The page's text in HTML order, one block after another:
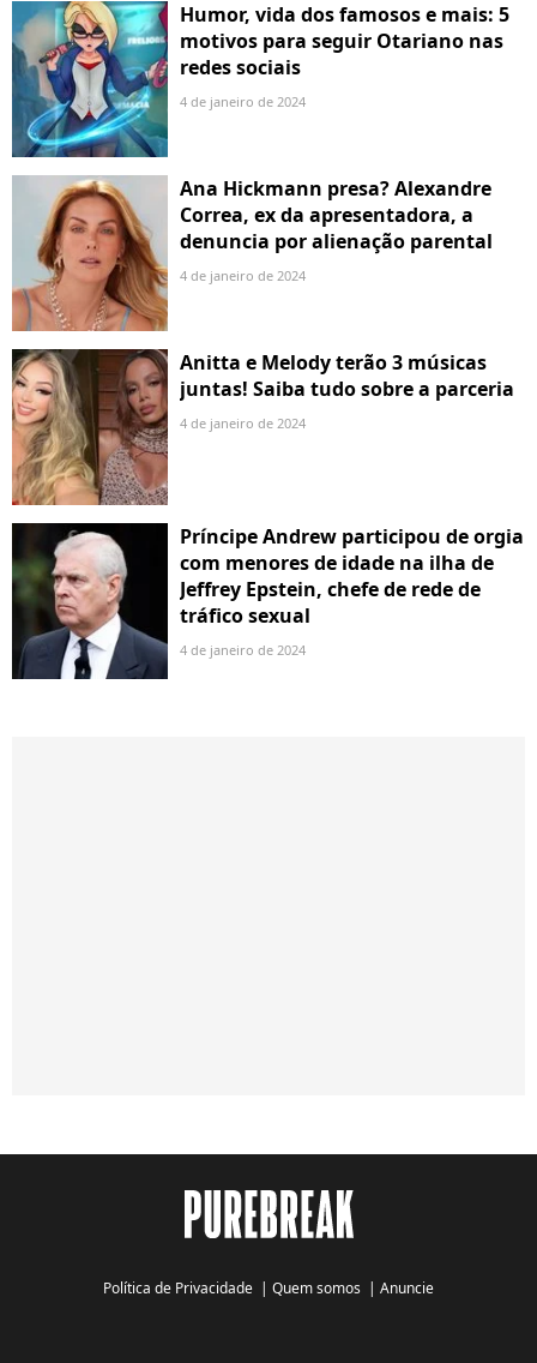
Humor, vida dos famosos e mais: 5
motivos para seguir Otariano nas
redes sociais
4 de janeiro de 2024
Ana Hickmann presa? Alexandre
Correa, ex da apresentadora, a
denuncia por alienação parental
4 de janeiro de 2024
Anitta e Melody terão 3 músicas
juntas! Saiba tudo sobre a parceria
4 de janeiro de 2024
Príncipe Andrew participou de orgia
com menores de idade na ilha de
Jeffrey Epstein, chefe de rede de
tráfico sexual
4 de janeiro de 2024
Política de Privacidade | Quem somos | Anuncie